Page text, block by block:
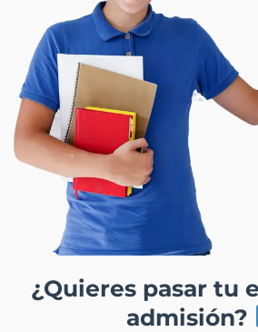
¿Quieres pasar tu
admisión?